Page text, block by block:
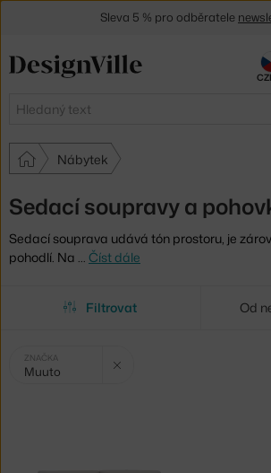
Hledat
Nábytek
Sedací soupravy a
Sedací souprava udává tón prostoru, je
pohodlí. Na … Číst dále
Filtrovat Od
Vybrané
filtry:
ZNAČKA
Muuto
Sleva 5 % pro odběratele